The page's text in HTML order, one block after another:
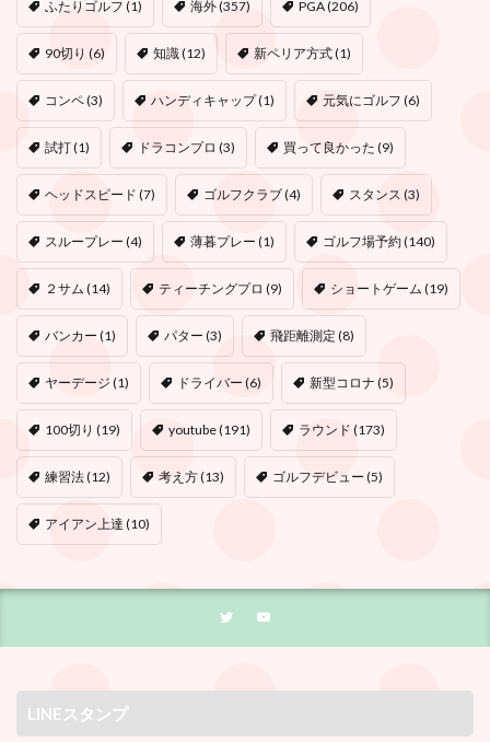
ふたりゴルフ (1) 海外(357) PGA(206)
90切り (6) 知識(12) 新ペリア方式(1)
コンペ(3) ハンディキャップ(1) 元気にゴルフ (6)
試打(1) ドラコンプロ (3) 買って良かった (9)
ヘッドスピード (7) ゴルフクラブ(4) スタンス (3)
スループレー (4) 薄暮プレー (1) ゴルフ場予約(140)
２サム (14) ティーチングプロ (9) ショートゲーム (19)
バンカー (1) パター (3) 飛距離測定 (8)
ヤーデージ (1) ドライバー (6) 新型コロナ (5)
100切り (19) youtube(191) ラウンド (173)
練習法(12) 考え方(13) ゴルフデビュー (5)
アイアン上達 (10)
LINEスタンプ